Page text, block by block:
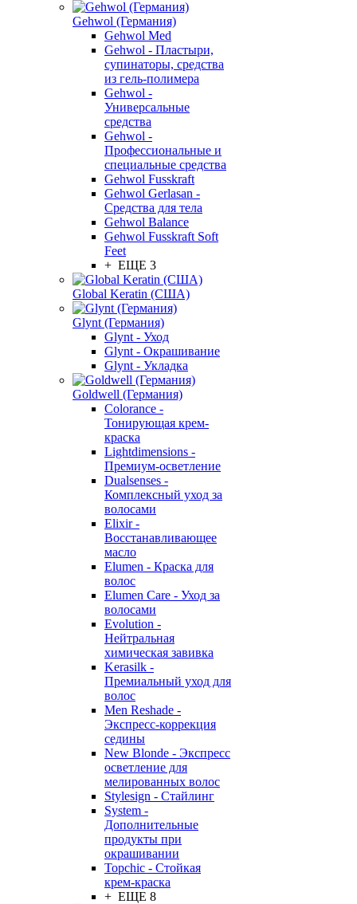
Gehwol (Германия)
Gehwol Med
Gehwol - Пластыри,
супинаторы, средства
из гель-полимера
Gehwol -
Универсальные
средства
Gehwol -
Профессиональные и
специальные средства
Gehwol Fusskraft
Gehwol Gerlasan -
Средства для тела
Gehwol Balance
Gehwol Fusskraft Soft
Feet
+ ЕЩЕ 3
Global Keratin (США)
Glynt (Германия)
Glynt - Уход
Glynt - Окрашивание
Glynt - Укладка
Goldwell (Германия)
Colorance -
Тонирующая крем-
краска
Lightdimensions -
Премиум-осветление
Dualsenses -
Комплексный уход за
волосами
Elixir -
Восстанавливающее
масло
Elumen - Краска для
волос
Elumen Care - Уход за
волосами
Evolution -
Нейтральная
химическая завивка
Kerasilk -
Премиальный уход для
волос
Men Reshade -
Экспресс-коррекция
седины
New Blonde - Экспресс
осветление для
мелированных волос
Stylesign - Стайлинг
System -
Дополнительные
продукты при
окрашивании
Topchic - Стойкая
крем-краска
+ ЕЩЕ 8